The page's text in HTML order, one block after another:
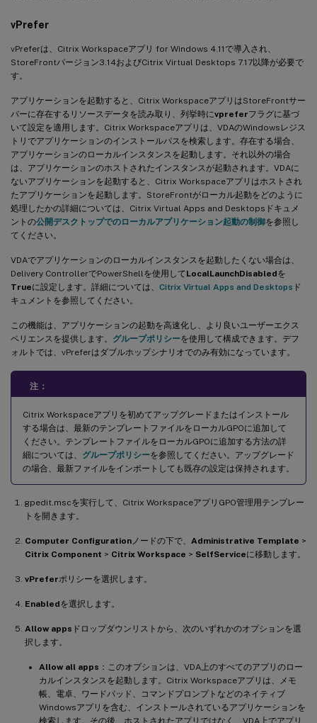
vPrefer
vPreferは、Citrix Workspaceアプリ for Windows 4.11で導入され、
StoreFrontバージョン3.14およびCitrix Virtual Desktops 7.17以降が必要で
す。
アプリケーションを起動すると、Citrix WorkspaceアプリはStoreFrontサー
バーに存在するリソースデータを読み取り、列挙時にvpreferフラグに基づ
いて設定を適用します。Citrix Workspaceアプリは、VDAのWindowsレジス
トリでアプリケーションのインストールパスを検索します。存在する場合、
アプリケーションのローカルインスタンスを起動します。それ以外の場合
は、アプリケーションのホストされたインスタンスが起動されます。VDAに
ないアプリケーションを起動すると、Citrix Workspaceアプリはホストされ
たアプリケーションを起動します。StoreFrontがローカル起動をどのように
処理したかの詳細については、Citrix Virtual Apps and Desktopsドキュメ
ントの公開デスクトップでのローカルアプリケーション起動の制御を参照し
てください。
VDAでアプリケーションのローカルインスタンスを起動したくない場合は、
Delivery ControllerでPowerShellを使用してLocalLaunchDisabledを
Trueに設定します。詳細については、 Citrix Virtual Apps and Desktops ド
キュメントを参照してください。
この機能は、アプリケーションの起動を高速化し、より良いユーザーエクス
ペリエンスを提供します。 グループポリシーを使用して構成できます。デフ
ォルトでは、vPreferはダブルホップシナリオでのみ有効になっています。
注：
Citrix Workspaceアプリを初めてアップグレードまたはインストール
する場合は、最新のテンプレートファイルをローカルGPOに追加して
ください。テンプレートファイルをローカルGPOに追加する方法の詳
細については、 グループポリシーを参照してください。アップグレード
の場合、最新ファイルをインポートしても既存の設定は保持されます。
gpedit.mscを実行して、Citrix WorkspaceアプリGPO管理用テンプレー
トを開きます。
Computer Configuration ノードの下で、 Administrative Template >
Citrix Component > Citrix Workspace > SelfServiceに移動します。
vPreferポリシーを選択します。
Enabledを選択します。
Allow apps ドロップダウンリストから、次のいずれかのオプションを選
択します。
Allow all apps ：このオプションは、VDA上のすべてのアプリのロー
カルインスタンスを起動します。Citrix Workspaceアプリは、メモ
帳、電卓、ワードパッド、コマンドプロンプトなどのネイティブ
Windowsアプリを含む、インストールされているアプリケーションを
検索します。その後、ホストされたアプリではなく、VDA上でアプリ